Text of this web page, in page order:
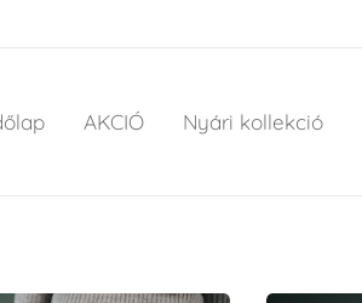
AKCIÓ Nyári kollekció